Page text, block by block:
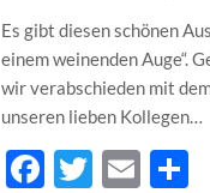
Es gibt diesen schönen
einem weinenden Auge“.
wir verabschieden mit
unseren lieben Kollegen…
Facebook
Twitter
Email